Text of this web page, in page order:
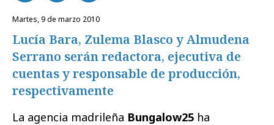
martes, 9 de marzo 2010
Lucía Bara, Zulema Blasco y Almudena
Serrano serán redactora, ejecutiva de
cuentas y responsable de producción,
respectivamente
La agencia madrileña Bungalow25 ha